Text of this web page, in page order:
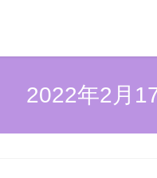
2022年2月